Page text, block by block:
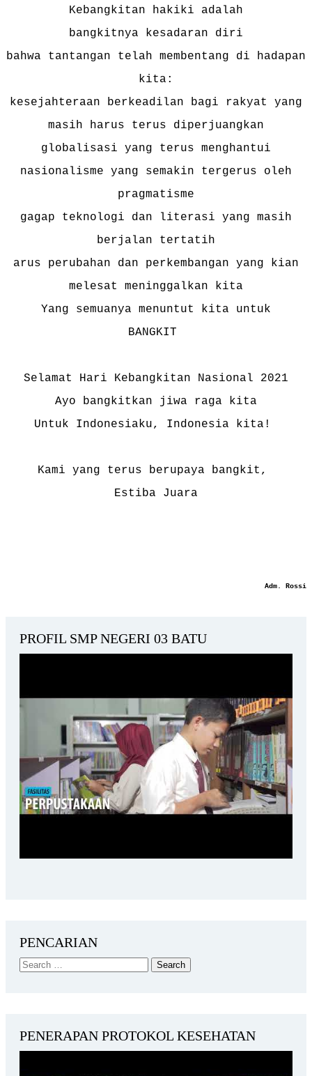
Kebangkitan hakiki adalah
bangkitnya kesadaran diri
bahwa tantangan telah membentang di hadapan
kita:
kesejahteraan berkeadilan bagi rakyat yang
masih harus terus diperjuangkan
globalisasi yang terus menghantui
nasionalisme yang semakin tergerus oleh
pragmatisme
gagap teknologi dan literasi yang masih
berjalan tertatih
arus perubahan dan perkembangan yang kian
melesat meninggalkan kita
Yang semuanya menuntut kita untuk
BANGKIT
Selamat Hari Kebangkitan Nasional 2021
Ayo bangkitkan jiwa raga kita
Untuk Indonesiaku, Indonesia kita!
Kami yang terus berupaya bangkit,
Estiba Juara
Adm. Rossi
PROFIL SMP NEGERI 03 BATU
PENCARIAN
PENERAPAN PROTOKOL KESEHATAN